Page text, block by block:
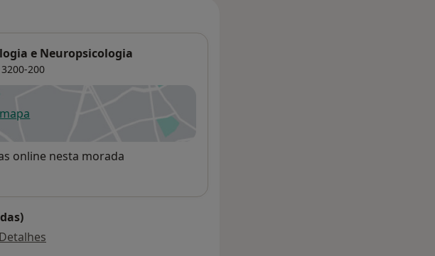
e Neuropsicologia
3200-200
num novo separador
online nesta morada
Detalhes